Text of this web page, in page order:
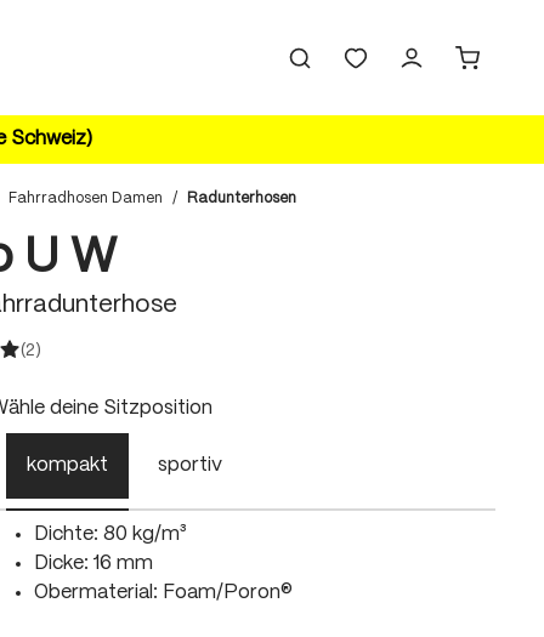
Schweiz)
Fahrradhosen Damen / Radunterhosen
U W
(2)
deine Sitzposition
kompakt sportiv
Dichte: 80 kg/m³
Dicke: 16 mm
Obermaterial: Foam/Poron®